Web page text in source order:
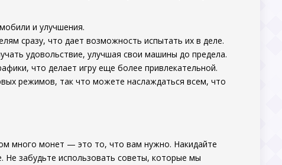
и улучшения.
сразу, что дает возможность испытать их в деле.
удовольствие, улучшая свои машины до предела.
что делает игру еще более привлекательной.
режимов, так что можете наслаждаться всем, что
много монет — это то, что вам нужно. Накидайте
Не забудьте использовать советы, которые мы